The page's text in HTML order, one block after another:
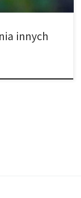
innych